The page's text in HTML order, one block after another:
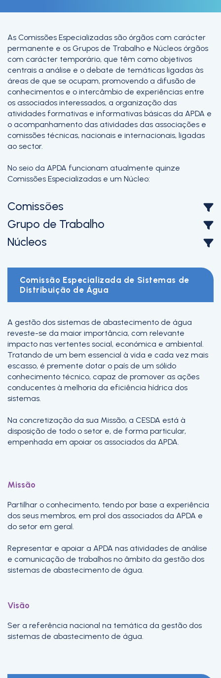
As Comissões Especializadas são órgãos com carácter
permanente e os Grupos de Trabalho e Núcleos órgãos
com carácter temporário, que têm como objetivos
centrais a análise e o debate de temáticas ligadas às
áreas de que se ocupam, promovendo a difusão de
conhecimentos e o intercâmbio de experiências entre
os associados interessados, a organização das
atividades formativas e informativas básicas da APDA e
o acompanhamento das atividades das associações e
comissões técnicas, nacionais e internacionais, ligadas
ao sector.
No seio da APDA funcionam atualmente quinze
Comissões Especializadas e um Núcleo:
Comissões
Grupo de Trabalho
Núcleos
Comissão Especializada de Sistemas de
Distribuição de Água
A gestão dos sistemas de abastecimento de água
reveste-se da maior importância, com relevante
impacto nas vertentes social, económica e ambiental.
Tratando de um bem essencial à vida e cada vez mais
escasso, é premente dotar o país de um sólido
conhecimento técnico, capaz de promover as ações
conducentes à melhoria da eficiência hídrica dos
sistemas.
Na concretização da sua Missão, a CESDA está à
disposição de todo o setor e, de forma particular,
empenhada em apoiar os associados da APDA.
Missão
Partilhar o conhecimento, tendo por base a experiência
dos seus membros, em prol dos associados da APDA e
do setor em geral.
Representar e apoiar a APDA nas atividades de análise
e comunicação de trabalhos no âmbito da gestão dos
sistemas de abastecimento de água.
Visão
Ser a referência nacional na temática da gestão dos
sistemas de abastecimento de água.